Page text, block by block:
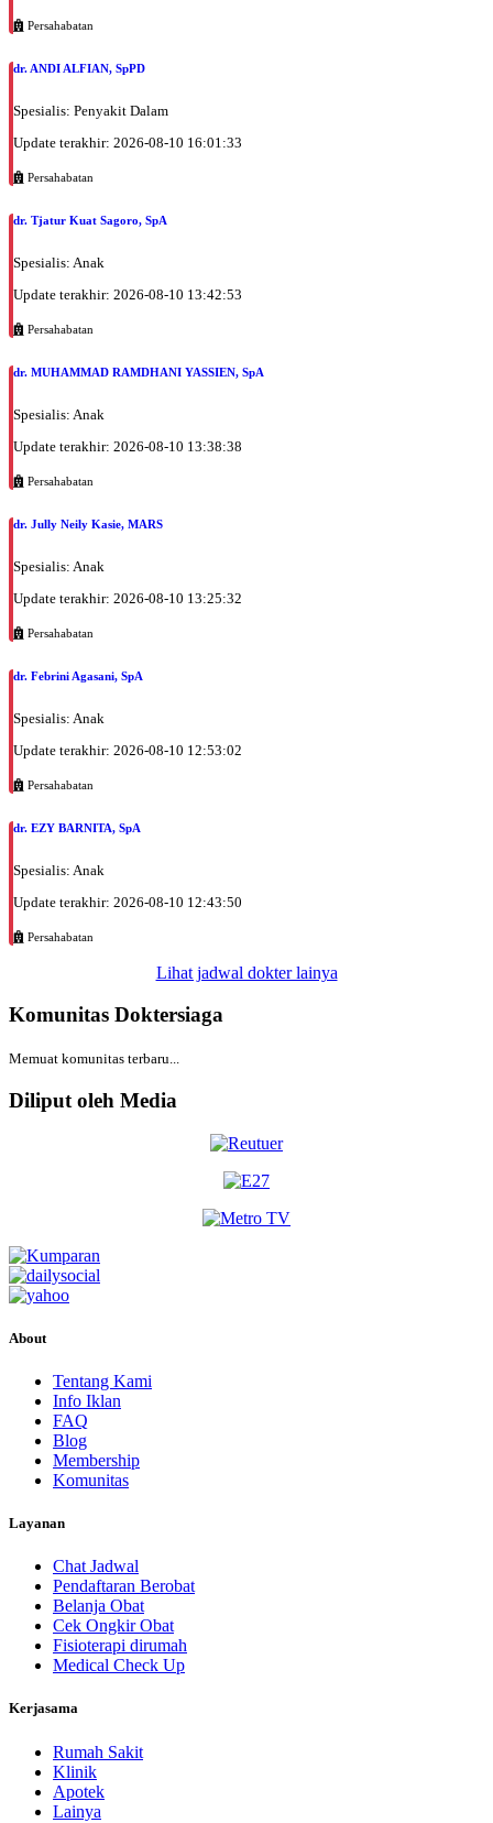
Persahabatan
dr. ANDI ALFIAN, SpPD
Spesialis: Penyakit Dalam
Update terakhir: 2026-08-10 16:01:33
Persahabatan
dr. Tjatur Kuat Sagoro, SpA
Spesialis: Anak
Update terakhir: 2026-08-10 13:42:53
Persahabatan
dr. MUHAMMAD RAMDHANI YASSIEN, SpA
Spesialis: Anak
Update terakhir: 2026-08-10 13:38:38
Persahabatan
dr. Jully Neily Kasie, MARS
Spesialis: Anak
Update terakhir: 2026-08-10 13:25:32
Persahabatan
dr. Febrini Agasani, SpA
Spesialis: Anak
Update terakhir: 2026-08-10 12:53:02
Persahabatan
dr. EZY BARNITA, SpA
Spesialis: Anak
Update terakhir: 2026-08-10 12:43:50
Persahabatan
Lihat jadwal dokter lainya
Komunitas Doktersiaga
Memuat komunitas terbaru...
Diliput oleh Media
About
Tentang Kami
Info Iklan
FAQ
Blog
Membership
Komunitas
Layanan
Chat Jadwal
Pendaftaran Berobat
Belanja Obat
Cek Ongkir Obat
Fisioterapi dirumah
Medical Check Up
Kerjasama
Rumah Sakit
Klinik
Apotek
Lainya